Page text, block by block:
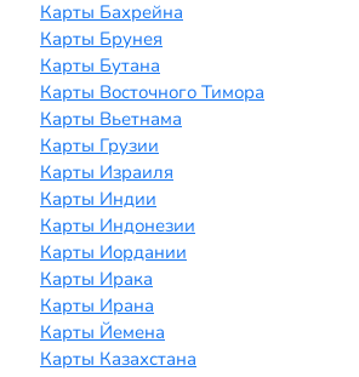
Карты Бахрейна
Карты Брунея
Карты Бутана
Карты Восточного Тимора
Карты Вьетнама
Карты Грузии
Карты Израиля
Карты Индии
Карты Индонезии
Карты Иордании
Карты Ирака
Карты Ирана
Карты Йемена
Карты Казахстана